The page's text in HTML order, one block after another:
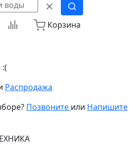
Корзина
Распродажа
Позвоните или Напишите